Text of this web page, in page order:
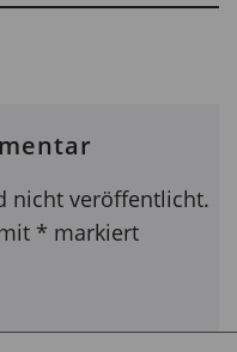
nicht veröffentlicht.
* markiert